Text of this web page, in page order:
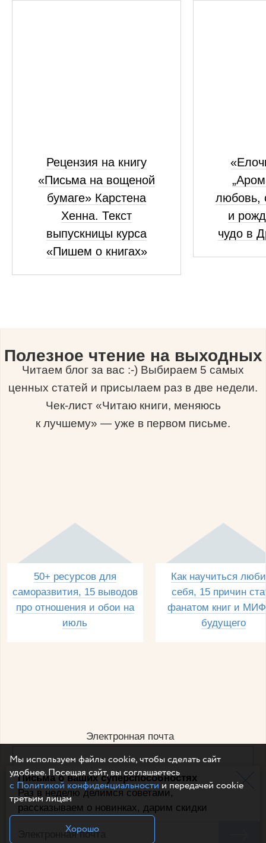
Письма о ваших суперспособностях
Раз в неделю делимся советами,
рассказываем о новинках, дарим скидки
Рецензия на книгу
«Письма на вощеной
бумаге» Карстена
Хенна. Текст
выпускницы курса
«Пишем о книгах»
любовь,
и
чудо в
Полезное чтение на выходных
Читаем блог за вас :-) Выбираем 5 самых
ценных статей и присылаем раз в две недели.
Чек-лист «Читаю книги, меняюсь
к лучшему» — уже в первом письме.
50+ ресурсов для
саморазвития, 15 выводов
про отношения и обои на
июль
Как научиться
себя, 15 причин
фанатом книг и
будущего
Электронная почта
Например, dulsineya@gmail.com
Без спама и смс
Подписаться
Мы используем файлы cookie, чтобы сделать сайт
удобнее. Посещая сайт, вы соглашаетесь
с Политикой конфиденциальностии передачей cookie
третьим лицам
Хорошо